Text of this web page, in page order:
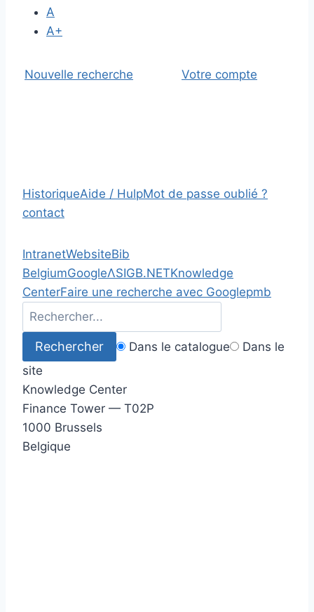
A
A+
Nouvelle recherche Votre compte
HistoriqueAide / HulpMot de passe oublié ?
contact
IntranetWebsiteBib
BelgiumGoogleΛSIGB.NETKnowledge
CenterFaire une recherche avec Googlepmb
Dans le catalogue
Dans le
site
Knowledge Center
Finance Tower — T02P
1000 Brussels
Belgique